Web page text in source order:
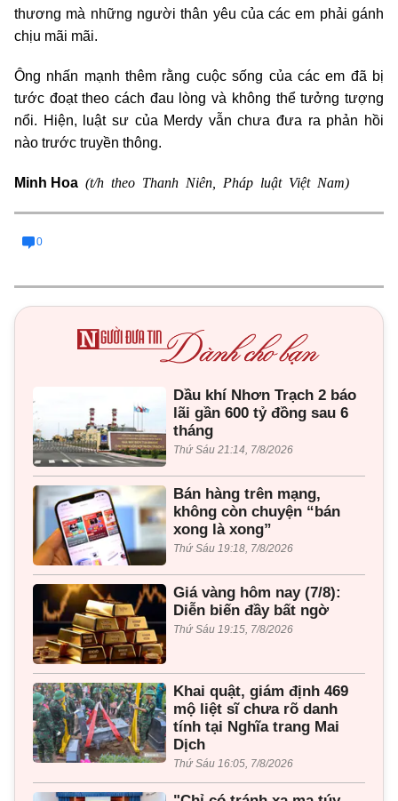
thương mà những người thân yêu của các em phải gánh
chịu mãi mãi.
Ông nhấn mạnh thêm rằng cuộc sống của các em đã bị
tước đoạt theo cách đau lòng và không thể tưởng tượng
nổi. Hiện, luật sư của Merdy vẫn chưa đưa ra phản hồi
nào trước truyền thông.
Minh Hoa (t/h theo Thanh Niên, Pháp luật Việt Nam)
0
Dầu khí Nhơn Trạch 2 báo
lãi gần 600 tỷ đồng sau 6
tháng
Thứ Sáu 21:14, 7/8/2026
Bán hàng trên mạng,
không còn chuyện “bán
xong là xong”
Thứ Sáu 19:18, 7/8/2026
Giá vàng hôm nay (7/8):
Diễn biến đầy bất ngờ
Thứ Sáu 19:15, 7/8/2026
Khai quật, giám định 469
mộ liệt sĩ chưa rõ danh
tính tại Nghĩa trang Mai
Dịch
Thứ Sáu 16:05, 7/8/2026